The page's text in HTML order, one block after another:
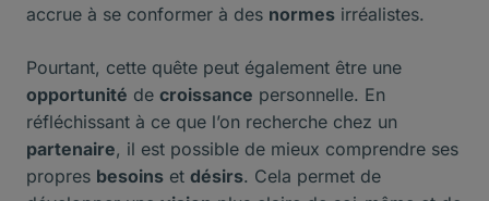
accrue à se conformer à des normes irréalistes.
Pourtant, cette quête peut également être une
opportunité de croissance personnelle. En
réfléchissant à ce que l’on recherche chez un
partenaire, il est possible de mieux comprendre ses
propres besoins et désirs. Cela permet de